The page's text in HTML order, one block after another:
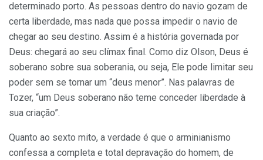
determinado porto. As pessoas dentro do navio gozam de
certa liberdade, mas nada que possa impedir o navio de
chegar ao seu destino. Assim é a história governada por
Deus: chegará ao seu clímax final. Como diz Olson, Deus é
soberano sobre sua soberania, ou seja, Ele pode limitar seu
poder sem se tornar um “deus menor”. Nas palavras de
Tozer, “um Deus soberano não teme conceder liberdade à
sua criação”.
Quanto ao sexto mito, a verdade é que o arminianismo
confessa a completa e total depravação do homem, de